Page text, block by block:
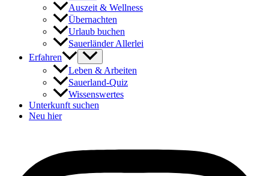
Auszeit & Wellness
Übernachten
Urlaub buchen
Sauerländer Allerlei
Erfahren
Leben & Arbeiten
Sauerland-Quiz
Wissenswertes
Unterkunft suchen
Neu hier